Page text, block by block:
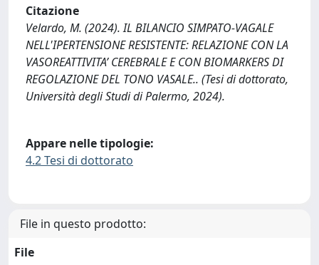
Citazione
Velardo, M. (2024). IL BILANCIO SIMPATO-VAGALE
NELL'IPERTENSIONE RESISTENTE: RELAZIONE CON LA
VASOREATTIVITA’ CEREBRALE E CON BIOMARKERS DI
REGOLAZIONE DEL TONO VASALE.. (Tesi di dottorato,
Università degli Studi di Palermo, 2024).
Appare nelle tipologie:
4.2 Tesi di dottorato
File in questo prodotto:
File